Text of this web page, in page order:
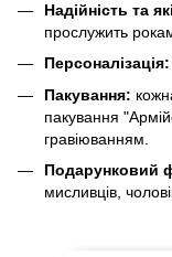
Надійність та
прослужить
Персоналізація:
Пакування:
пакування
гравіюванням.
Подарунковий
мисливців,